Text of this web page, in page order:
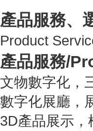
產品服務、
Product
產品服務/
文物數字化，
數字化展廳，
3D產品展示